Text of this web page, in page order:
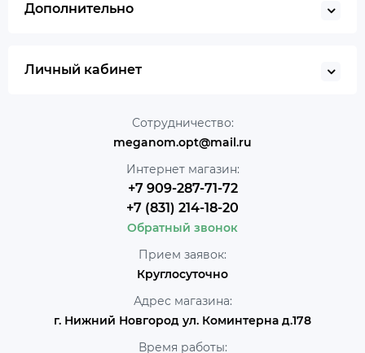
Дополнительно
Личный кабинет
Сотрудничество:
meganom.opt@mail.ru
Интернет магазин:
+7 909-287-71-72
+7 (831) 214-18-20
Обратный звонок
Прием заявок:
Круглосуточно
Адрес магазина:
г. Нижний Новгород ул. Коминтерна д.178
Время работы: